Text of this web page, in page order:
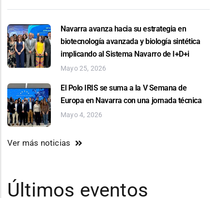
Navarra avanza hacia su estrategia en
biotecnología avanzada y biología sintética
implicando al Sistema Navarro de I+D+i
Mayo 25, 2026
El Polo IRIS se suma a la V Semana de
Europa en Navarra con una jornada técnica
Mayo 4, 2026
Ver más noticias
Últimos eventos